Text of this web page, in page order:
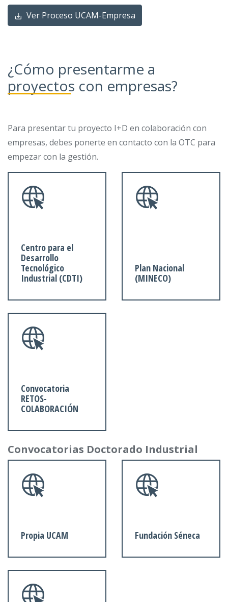
Ver Proceso UCAM-Empresa
¿Cómo presentarme a
proyectos con empresas?
Para presentar tu proyecto I+D en colaboración con
empresas, debes ponerte en contacto con la OTC para
empezar con la gestión.
Centro para el
Desarrollo
Tecnológico
Industrial (CDTI)
Plan Nacional
(MINECO)
Convocatoria
RETOS-
COLABORACIÓN
Convocatorias Doctorado Industrial
Propia UCAM Fundación Séneca